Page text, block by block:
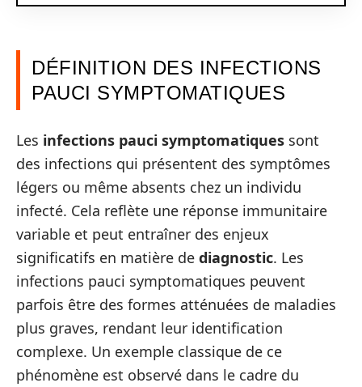
DÉFINITION DES INFECTIONS
PAUCI SYMPTOMATIQUES
Les infections pauci symptomatiques sont
des infections qui présentent des symptômes
légers ou même absents chez un individu
infecté. Cela reflète une réponse immunitaire
variable et peut entraîner des enjeux
significatifs en matière de diagnostic. Les
infections pauci symptomatiques peuvent
parfois être des formes atténuées de maladies
plus graves, rendant leur identification
complexe. Un exemple classique de ce
phénomène est observé dans le cadre du